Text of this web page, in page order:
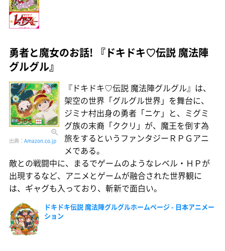
勇者と魔女のお話! 『ドキドキ♡伝説 魔法陣
グルグル』
出典： Amazon.co.jp
『ドキドキ♡伝説 魔法陣グルグル』は、
架空の世界「グルグル世界」を舞台に、
ジミナ村出身の勇者「ニケ」と、ミグミ
グ族の末裔「ククリ」が、魔王を倒す為
旅をするというファンタジーＲＰＧアニ
メである。
敵との戦闘中に、まるでゲームのようなレベル・ＨＰが
出現するなど、アニメとゲームが融合された世界観に
は、ギャグも入っており、斬新で面白い。
ドキドキ伝説 魔法陣グルグルホームページ - 日本アニメー
ション